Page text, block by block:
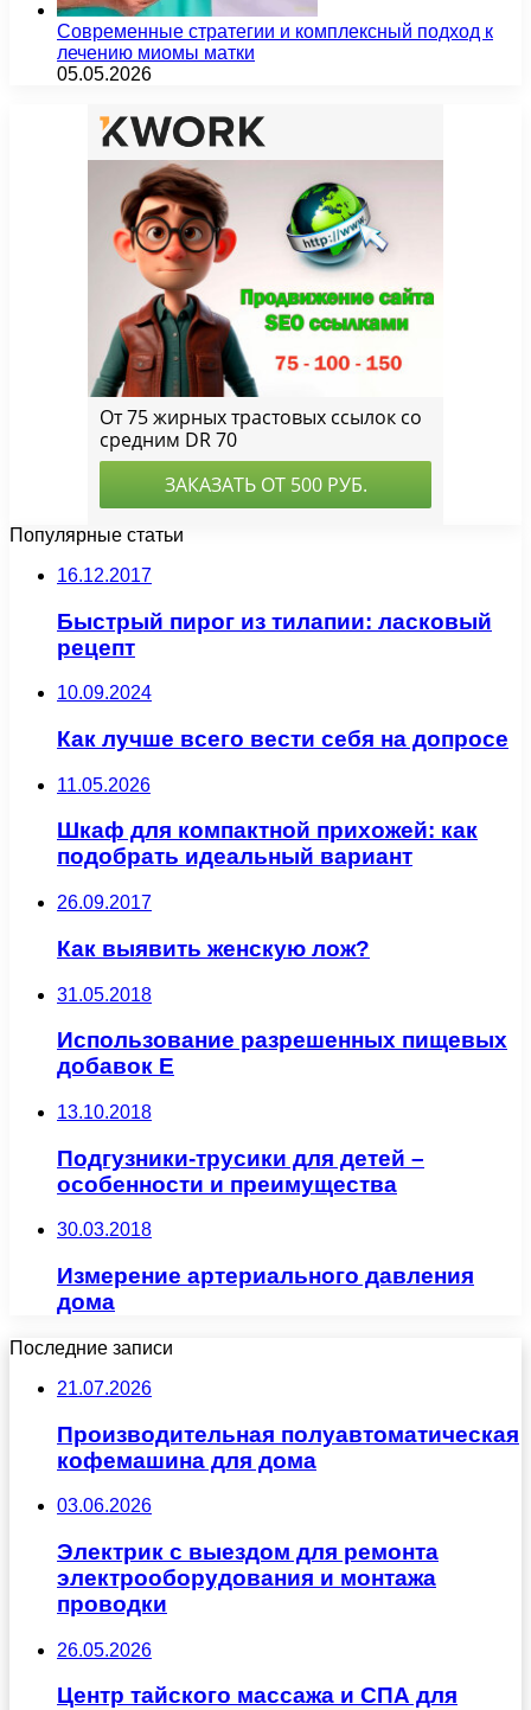
Современные стратегии и комплексный подход к
лечению миомы матки
05.05.2026
Популярные статьи
16.12.2017
Быстрый пирог из тилапии: ласковый
рецепт
10.09.2024
Как лучше всего вести себя на допросе
11.05.2026
Шкаф для компактной прихожей: как
подобрать идеальный вариант
26.09.2017
Как выявить женскую лож?
31.05.2018
Использование разрешенных пищевых
добавок Е
13.10.2018
Подгузники-трусики для детей –
особенности и преимущества
30.03.2018
Измерение артериального давления
дома
Последние записи
21.07.2026
Производительная полуавтоматическая
кофемашина для дома
03.06.2026
Электрик с выездом для ремонта
электрооборудования и монтажа
проводки
26.05.2026
Центр тайского массажа и СПА для